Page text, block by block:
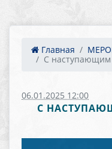
Главная
С наступающим
06.01.2025 12:00
С